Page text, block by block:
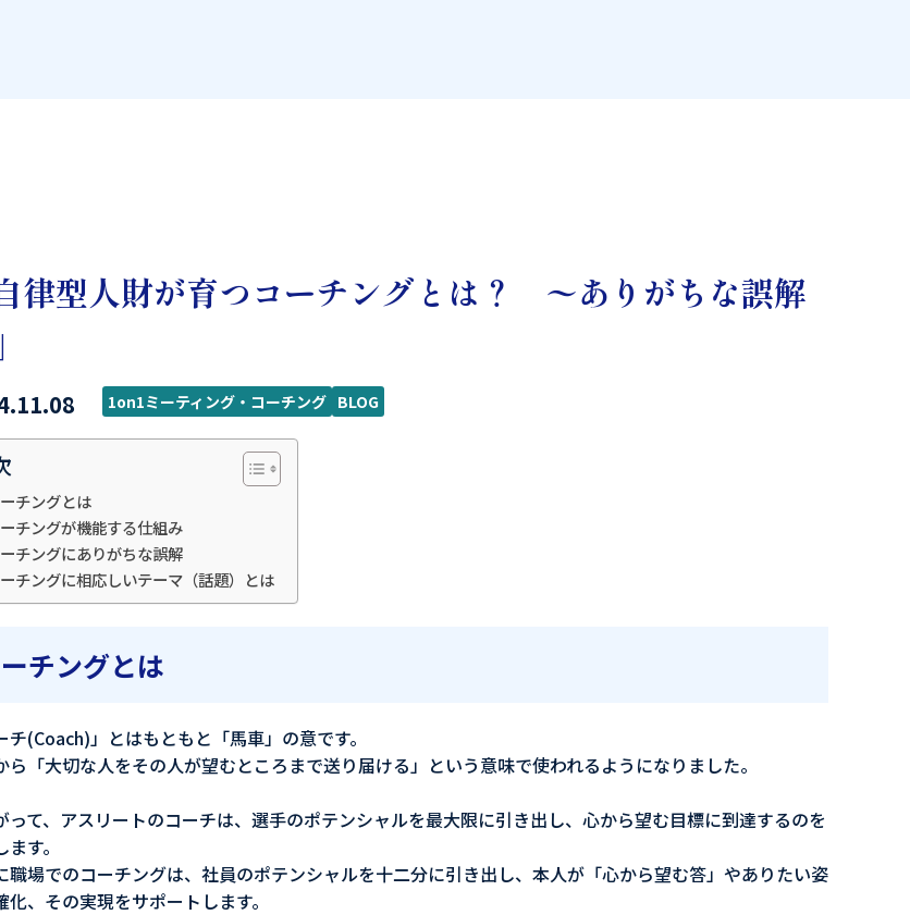
自律型人財が育つコーチングとは？ 〜ありがちな誤解
1on1ミーティング・コーチング BLOG
チングとは
チングが機能する仕組み
チングにありがちな誤解
チングに相応しいテーマ（話題）とは
チングとは
チ(Coach)」とはもともと「馬車」の意です。
ら「大切な人をその人が望むところまで送り届ける」という意味で使われるようになりました。
って、アスリートのコーチは、選手のポテンシャルを最大限に引き出し、心から望む目標に到達するのを
す。
職場でのコーチングは、社員のポテンシャルを十二分に引き出し、本人が「心から望む答」やありたい姿
化、その実現をサポートします。